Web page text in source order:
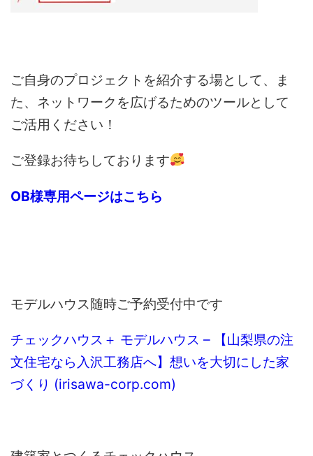
ご自身のプロジェクトを紹介する場として、ま
た、ネットワークを広げるためのツールとして
ご活用ください！
ご登録お待ちしております
OB様専用ページはこちら
モデルハウス随時ご予約受付中です
チェックハウス＋ モデルハウス – 【山梨県の注
文住宅なら入沢工務店へ】想いを大切にした家
づくり (irisawa-corp.com)